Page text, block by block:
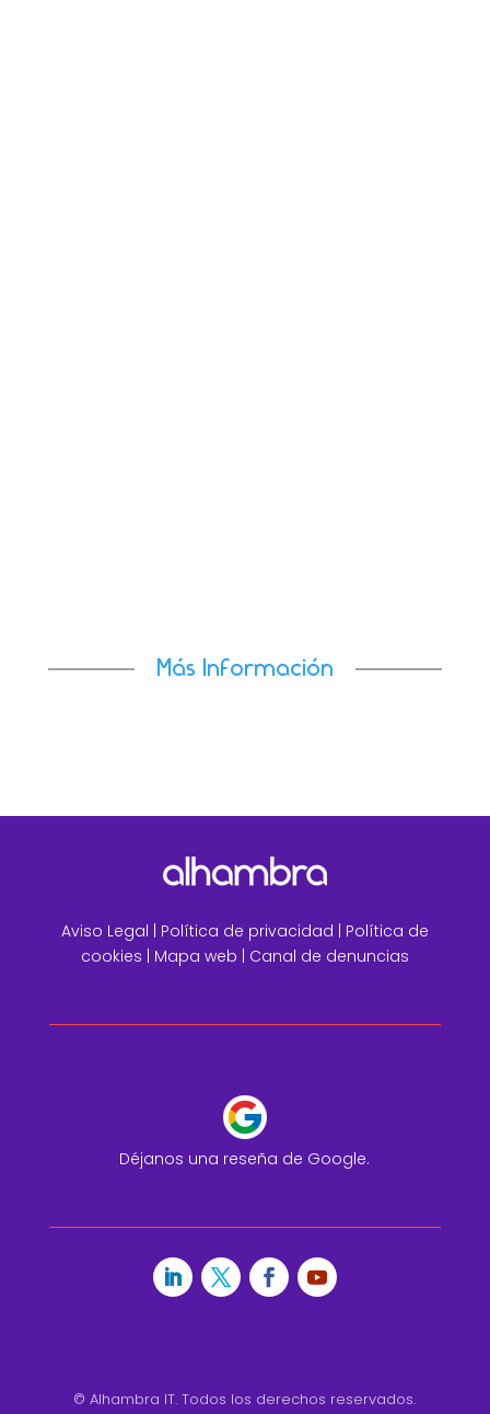
Más Información
Aviso Legal | Política de privacidad | Política de
cookies | Mapa web | Canal de denuncias
Déjanos una reseña de Google.
© Alhambra IT. Todos los derechos reservados.